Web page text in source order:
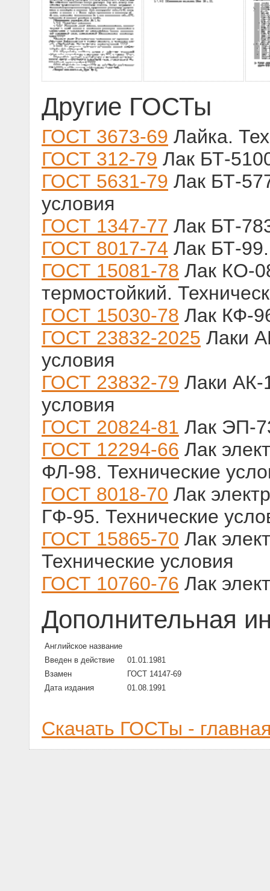
Другие ГОСТы
ГОСТ 3673-69 Лайка.
ГОСТ 312-79 Лак БТ-
ГОСТ 5631-79 Лак БТ-
условия
ГОСТ 1347-77 Лак БТ-
ГОСТ 8017-74 Лак БТ-
ГОСТ 15081-78 Лак КО-
термостойкий.
ГОСТ 15030-78 Лак КФ-
ГОСТ 23832-2025 Лаки
условия
ГОСТ 23832-79 Лаки АК-
условия
ГОСТ 20824-81 Лак ЭП-
ГОСТ 12294-66 Лак
ФЛ-98. Технические
ГОСТ 8018-70 Лак
ГФ-95. Технические
ГОСТ 15865-70 Лак
Технические условия
ГОСТ 10760-76 Лак
Дополнительная
Английское название
Введен в действие
01.01.1981
Взамен
ГОСТ 14147-69
Дата издания
01.08.1991
Скачать ГОСТы -